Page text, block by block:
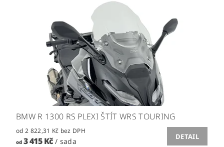
BMW R 1300 RS PLEXI ŠTÍT WRS TOURING
od 2 822,31 Kč bez DPH
od3 415 Kč/ sada
DETAIL